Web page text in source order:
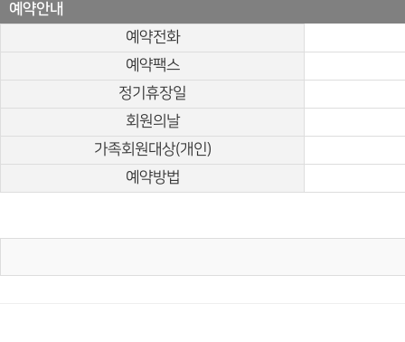
예약안내
예약전화
예약팩스
정기휴장일
회원의날
가족회원대상(개인)
예약방법